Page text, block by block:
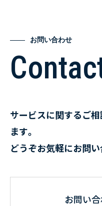
お問い合わせ
サービスに関するご
ます。
どうぞお気軽にお問い
お問い合